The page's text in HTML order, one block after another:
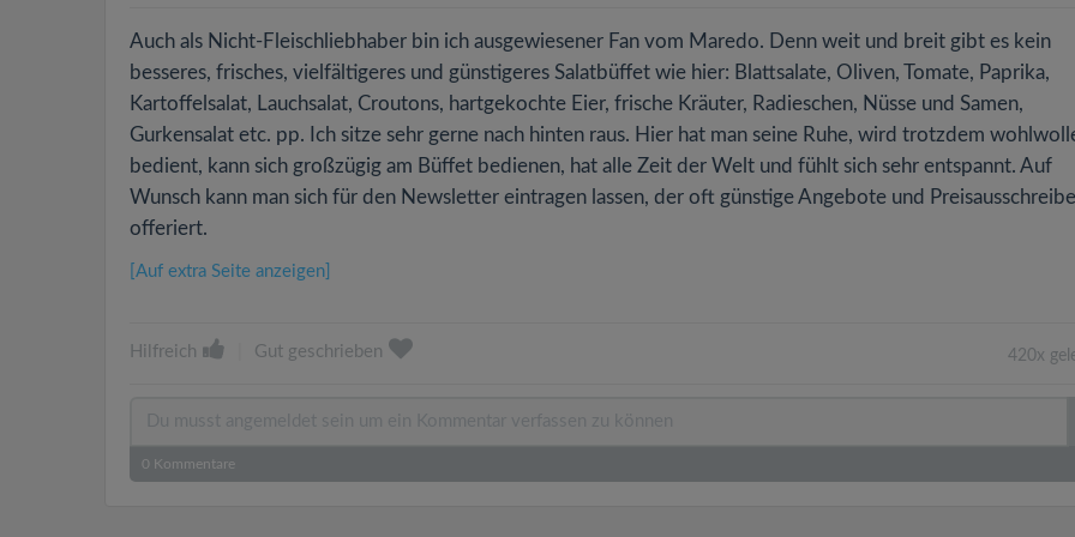
Auch als Nicht-Fleischliebhaber bin ich ausgewiesener Fan vom Maredo. Denn weit und breit gibt es kein
besseres, frisches, vielfältigeres und günstigeres Salatbüffet wie hier: Blattsalate, Oliven, Tomate, Paprika,
Kartoffelsalat, Lauchsalat, Croutons, hartgekochte Eier, frische Kräuter, Radieschen, Nüsse und Samen,
Gurkensalat etc. pp. Ich sitze sehr gerne nach hinten raus. Hier hat man seine Ruhe, wird trotzdem
bedient, kann sich großzügig am Büffet bedienen, hat alle Zeit der Welt und fühlt sich sehr entspannt. Auf
Wunsch kann man sich für den Newsletter eintragen lassen, der oft günstige Angebote und
offeriert.
[Auf extra Seite anzeigen]
Hilfreich Gut geschrieben 420x
0 Kommentare